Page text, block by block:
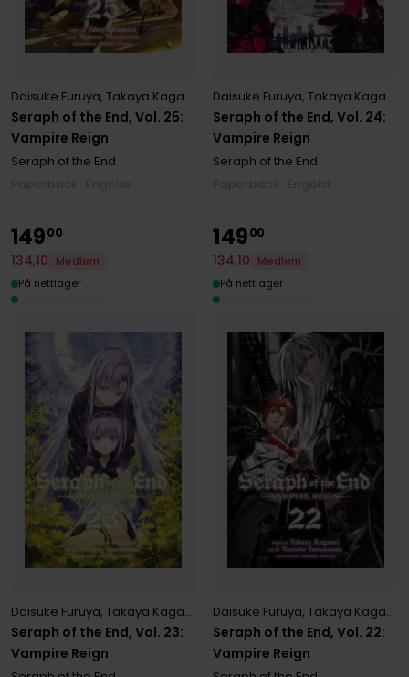
Seraph of the End, Vol. 25:
Vampire Reign
Daisuke Furuya, Takaya Kagami Yamato Yamamoto
Seraph of the End
Seraph of the End, Vol. 24:
Vampire Reign
Daisuke Furuya,Takaya Kagami
Seraph of the End
Seraph of the End, Vol. 23:
Vampire Reign
Daisuke Furuya, Takaya Kagami Yamato Yamamoto
14900
134,10
Medlem
På nettlager
Seraph of the End, Vol. 22:
Vampire Reign
Daisuke Furuya,Takaya Kagami
14900
134,10
Medlem
På nettlager